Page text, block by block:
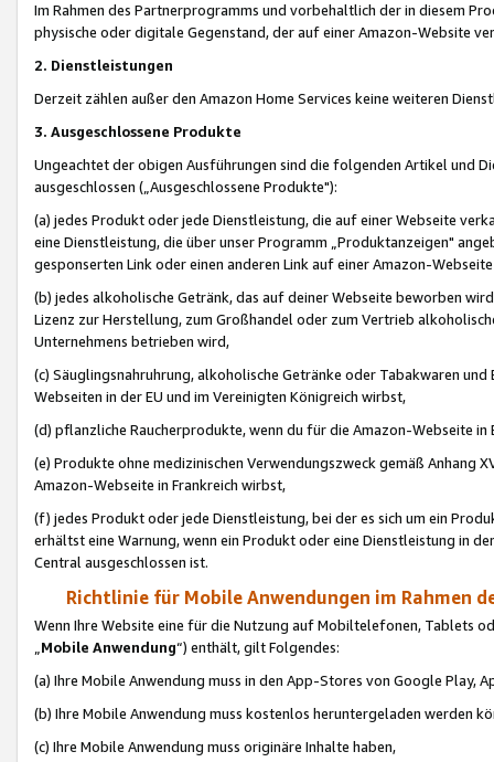
Im Rahmen des Partnerprogramms und vorbehaltlich der in diesem
physische oder digitale Gegenstand, der auf einer Amazon-Website
2. Dienstleistungen
Derzeit zählen außer den Amazon Home Services keine weiteren
3. Ausgeschlossene Produkte
Ungeachtet der obigen Ausführungen sind die folgenden Artikel und
ausgeschlossen („Ausgeschlossene Produkte"):
(a) jedes Produkt oder jede Dienstleistung, die auf einer Webseite
eine Dienstleistung, die über unser Programm „Produktanzeigen"
gesponserten Link oder einen anderen Link auf einer Amazon-
(b) jedes alkoholische Getränk, das auf deiner Webseite beworben
Lizenz zur Herstellung, zum Großhandel oder zum Vertrieb
Unternehmens betrieben wird,
(c) Säuglingsnahruhrung, alkoholische Getränke oder Tabakwaren
Webseiten in der EU und im Vereinigten Königreich wirbst,
(d) pflanzliche Raucherprodukte, wenn du für die Amazon-Webseite in
(e) Produkte ohne medizinischen Verwendungszweck gemäß Anhang
Amazon-Webseite in Frankreich wirbst,
(f) jedes Produkt oder jede Dienstleistung, bei der es sich um ein
erhältst eine Warnung, wenn ein Produkt oder eine Dienstleistung in
Central ausgeschlossen ist.
Richtlinie für Mobile Anwendungen im Rahmen
Wenn Ihre Website eine für die Nutzung auf Mobiltelefonen, Tablets
„Mobile Anwendung“) enthält, gilt Folgendes:
(a) Ihre Mobile Anwendung muss in den App-Stores von Google Play,
(b) Ihre Mobile Anwendung muss kostenlos heruntergeladen werden
(c) Ihre Mobile Anwendung muss originäre Inhalte haben,